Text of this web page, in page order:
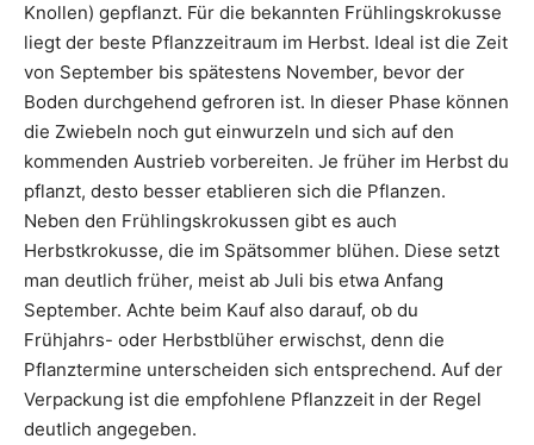
Knollen) gepflanzt. Für die bekannten Frühlingskrokusse
liegt der beste Pflanzzeitraum im Herbst. Ideal ist die Zeit
von September bis spätestens November, bevor der
Boden durchgehend gefroren ist. In dieser Phase können
die Zwiebeln noch gut einwurzeln und sich auf den
kommenden Austrieb vorbereiten. Je früher im Herbst du
pflanzt, desto besser etablieren sich die Pflanzen.
Neben den Frühlingskrokussen gibt es auch
Herbstkrokusse, die im Spätsommer blühen. Diese setzt
man deutlich früher, meist ab Juli bis etwa Anfang
September. Achte beim Kauf also darauf, ob du
Frühjahrs- oder Herbstblüher erwischst, denn die
Pflanztermine unterscheiden sich entsprechend. Auf der
Verpackung ist die empfohlene Pflanzzeit in der Regel
deutlich angegeben.